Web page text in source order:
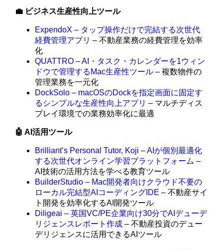
💼 ビジネス生産性向上ツール
ExpendoX – タップ操作だけで完結する次世代
経費管理アプリ – 不動産業務の経費管理を効率
化
QUATTRO – AI・タスク・カレンダーを1ウィン
ドウで管理するMac生産性ツール – 複数物件の
管理業務を一元化
DockSolo – macOSのDockを指定画面に固定す
るシンプルな生産性向上アプリ – マルチディス
プレイ環境での業務効率化に最適
🤖 AI活用ツール
Brilliant’s Personal Tutor, Koji – AIが個別最適化
する次世代オンライン学習プラットフォーム –
AI技術の活用方法を学べる教育ツール
BuilderStudio – Mac開発者向けクラウド不要の
ローカル完結型AIコーディングIDE – 不動産サイ
ト開発を効率化するAI開発ツール
Diligeai – 英国VC/PE企業向け30分でAIデューデ
リジェンスレポート作成 – 不動産投資のデュー
デリジェンスに活用できるAIツール